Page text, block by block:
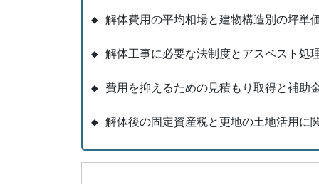
◆ 解体費用の平均相場と建物構造別の坪単
◆ 解体工事に必要な法制度とアスベスト処
◆ 費用を抑えるための見積もり取得と補助
◆ 解体後の固定資産税と更地の土地活用に